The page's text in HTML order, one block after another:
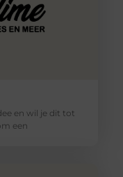
en wil je dit tot
een